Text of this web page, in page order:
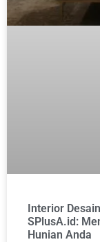
Interior
SPlusA.id:
Hunian Anda